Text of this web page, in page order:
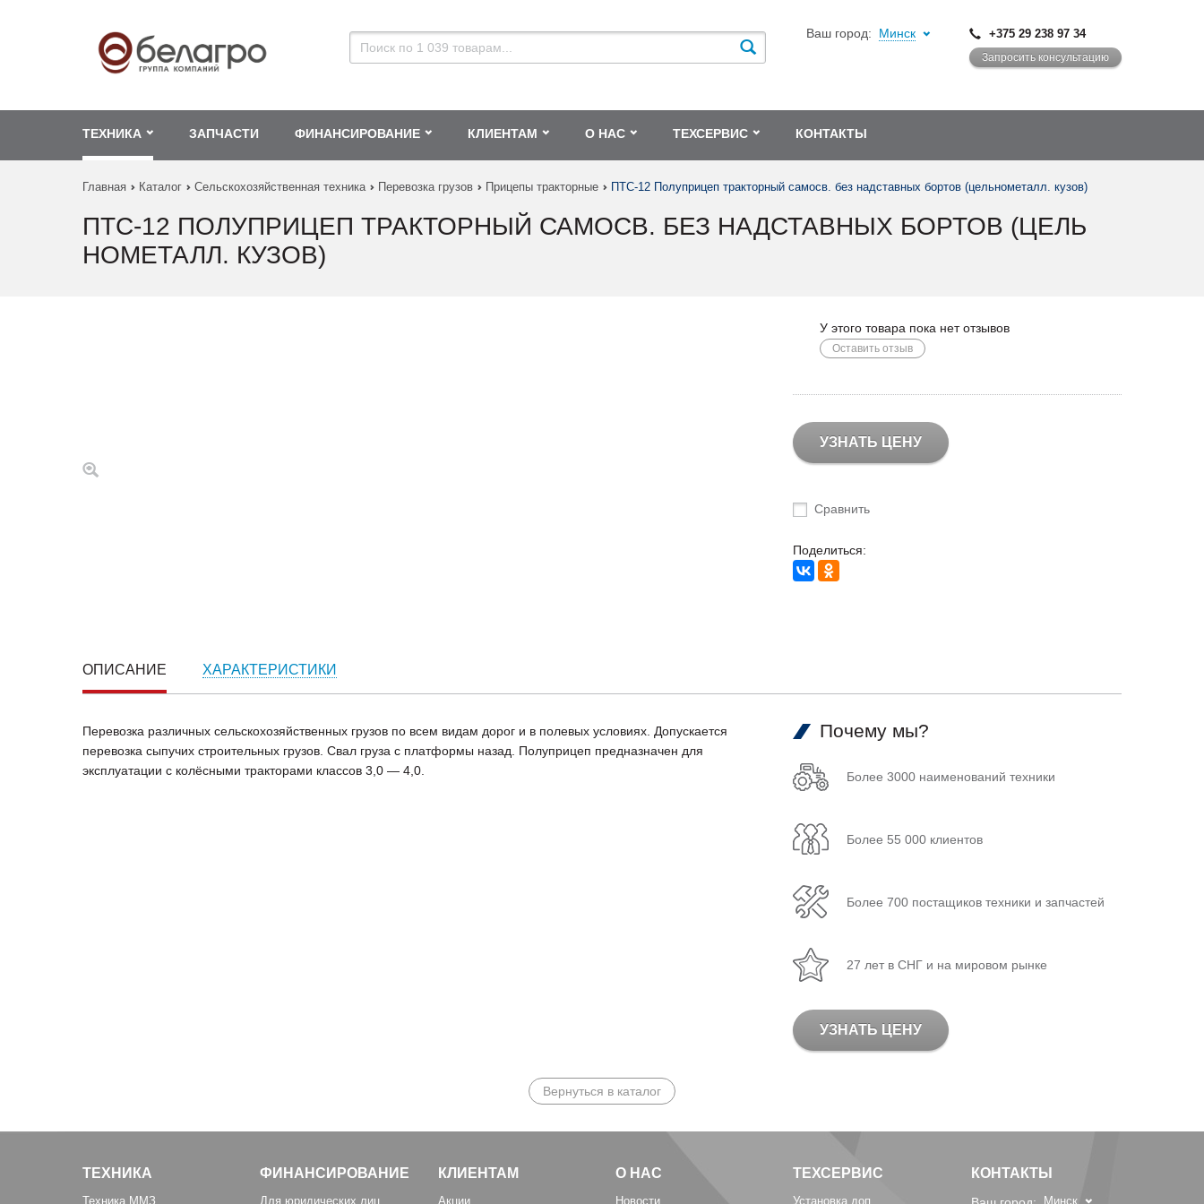
Ваш город: Минск +375 29 238 97 34
Запросить консультацию
ТЕХНИКА ЗАПЧАСТИ ФИНАНСИРОВАНИЕ КЛИЕНТАМ О НАС ТЕХСЕРВИС КОНТАКТЫ
Главная Каталог Сельскохозяйственная техника Перевозка грузов Прицепы тракторные ПТС-12 Полуприцеп тракторный самосв. без надставных бортов (цельнометалл. кузов)
ПТС-12 ПОЛУПРИЦЕП ТРАКТОРНЫЙ САМОСВ. БЕЗ НАДСТАВНЫХ БОРТОВ (ЦЕЛЬ
НОМЕТАЛЛ. КУЗОВ)
У этого товара пока нет отзывов
Оставить отзыв
УЗНАТЬ ЦЕНУ
Сравнить
Поделиться:
ОПИСАНИЕ ХАРАКТЕРИСТИКИ
Перевозка различных сельскохозяйственных грузов по всем видам дорог и в полевых условиях. Допускается
перевозка сыпучих строительных грузов. Свал груза с платформы назад. Полуприцеп предназначен для
эксплуатации с колёсными тракторами классов 3,0 — 4,0.
Почему мы?
Более 3000 наименований техники
Более 55 000 клиентов
Более 700 постащиков техники и запчастей
27 лет в СНГ и на мировом рынке
УЗНАТЬ ЦЕНУ
Вернуться в каталог
ТЕХНИКА
Техника ММЗ
ФИНАНСИРОВАНИЕ
Для юридических лиц
КЛИЕНТАМ
Акции
О НАС
Новости
ТЕХСЕРВИС
Установка доп.
КОНТАКТЫ
Минск